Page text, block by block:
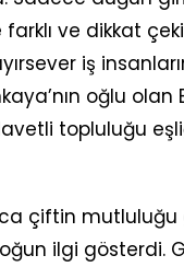
ve dikkat
iş
oğlu
topluluğu
çiftin mutluluğu
ilgi gösterdi.